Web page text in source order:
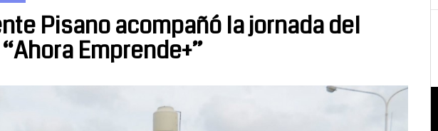
Pisano acompañó la jornada del
Emprende+”